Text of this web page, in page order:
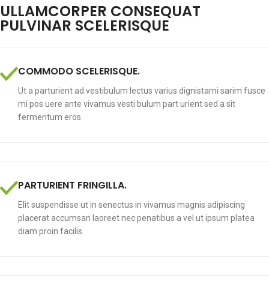
ULLAMCORPER CONSEQUAT
PULVINAR SCELERISQUE
COMMODO SCELERISQUE.
Ut a parturient ad vestibulum lectus varius dignistami sarim fusce
mi pos uere ante vivamus vesti bulum part urient sed a sit
fermentum eros.
PARTURIENT FRINGILLA.
Elit suspendisse ut in senectus in vivamus magnis adipiscing
placerat accumsan laoreet nec penatibus a vel ut ipsum platea
diam proin facilis.